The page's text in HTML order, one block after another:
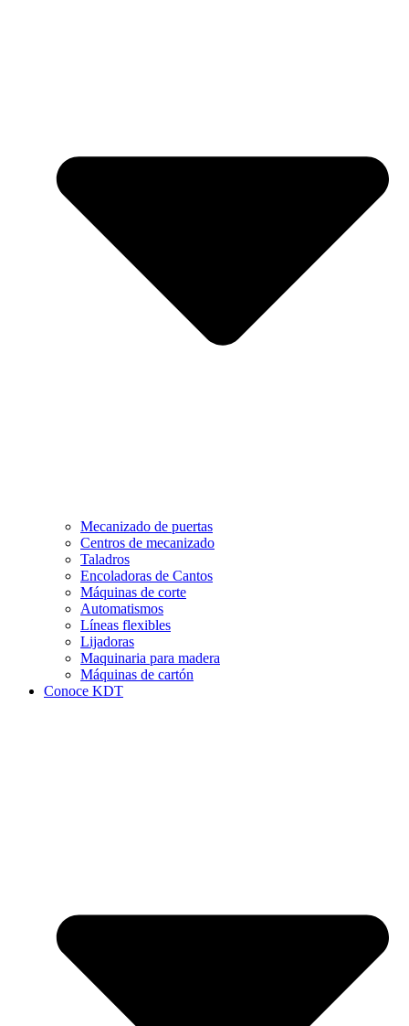
Mecanizado de puertas
Centros de mecanizado
Taladros
Encoladoras de Cantos
Máquinas de corte
Automatismos
Líneas flexibles
Lijadoras
Maquinaria para madera
Máquinas de cartón
Conoce KDT